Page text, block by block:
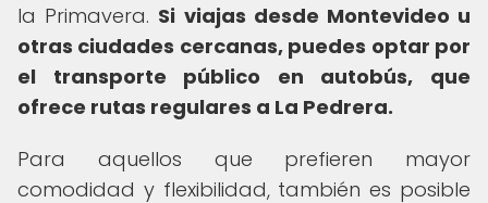
la Primavera. Si viajas desde Montevideo u
otras ciudades cercanas, puedes optar por
el transporte público en autobús, que
ofrece rutas regulares a La Pedrera.
Para aquellos que prefieren mayor
comodidad y flexibilidad, también es posible